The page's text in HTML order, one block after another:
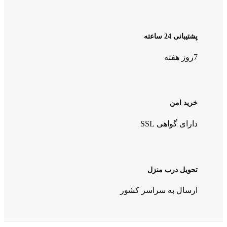
پشتیبانی 24 ساعته
7روز هفته
خرید امن
دارای گواهی SSL
تحویل درب منزل
ارسال به سراسر کشور